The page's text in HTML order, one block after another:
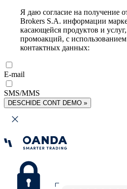
Я даю согласие на получение
Brokers S.A. информации
касающейся продуктов и
промоакций, с
контактных данных:
E-mail
SMS/MMS
DESCHIDE CONT DEMO »